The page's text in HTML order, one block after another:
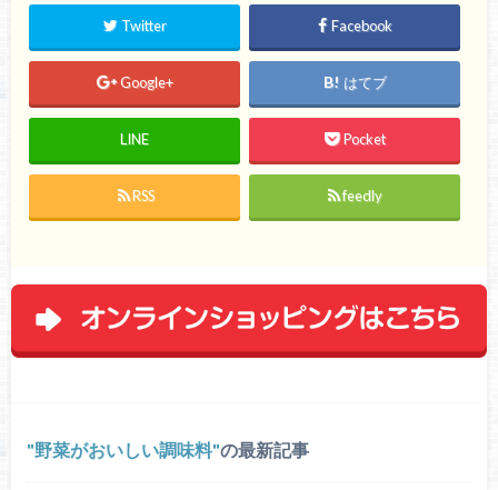
Twitter Facebook
Google+ はてブ
LINE Pocket
RSS feedly
野菜がおいしい調味料 の最新記事